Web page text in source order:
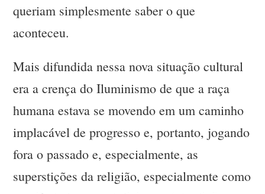
queriam simplesmente saber o que
aconteceu.
Mais difundida nessa nova situação cultural
era a crença do Iluminismo de que a raça
humana estava se movendo em um caminho
implacável de progresso e, portanto, jogando
fora o passado e, especialmente, as
superstições da religião, especialmente como